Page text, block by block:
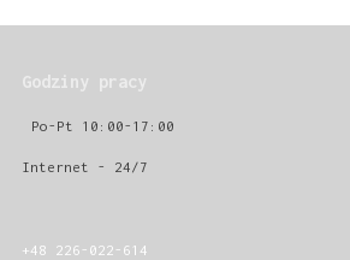
Godziny pracy
Po-Pt 10:00-17:00
Internet - 24/7
+48 226-022-614